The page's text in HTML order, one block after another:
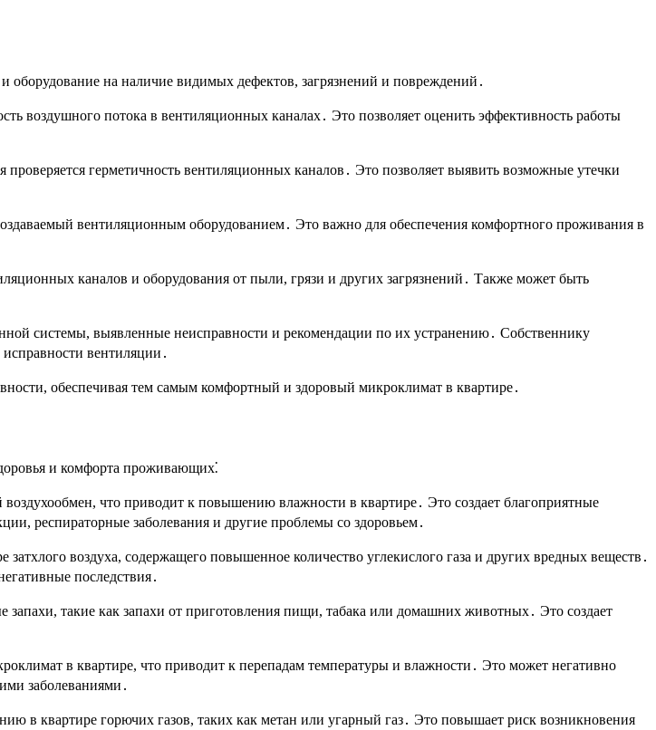
оборудование на наличие видимых дефектов, загрязнений и повреждений․
воздушного потока в вентиляционных каналах․ Это позволяет оценить эффективность работы
герметичность вентиляционных каналов․ Это позволяет выявить возможные утечки
вентиляционным оборудованием․ Это важно для обеспечения комфортного проживания в
каналов и оборудования от пыли, грязи и других загрязнений․ Также может быть
системы, выявленные неисправности и рекомендации по их устранению․ Собственнику
вентиляции․
обеспечивая тем самым комфортный и здоровый микроклимат в квартире․
и комфорта проживающих⁚
воздухообмен, что приводит к повышению влажности в квартире․ Это создает благоприятные
респираторные заболевания и другие проблемы со здоровьем․
воздуха, содержащего повышенное количество углекислого газа и других вредных веществ․
последствия․
запахи, такие как запахи от приготовления пищи, табака или домашних животных․ Это создает
в квартире, что приводит к перепадам температуры и влажности․ Это может негативно
заболеваниями․
в квартире горючих газов, таких как метан или угарный газ․ Это повышает риск возникновения